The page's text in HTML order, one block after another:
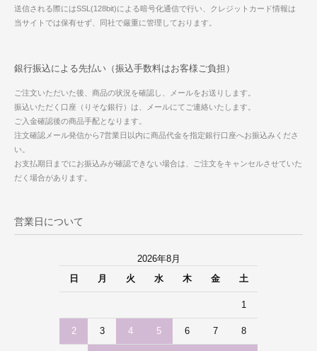
送信される際にはSSL(128bit)による暗号化通信で行い、クレジットカード情報は
当サイトでは保有せず、同社で厳重に管理しております。
銀行振込による先払い（振込手数料はお客様ご負担）
ご注文いただいた後、商品の状況を確認し、メールをお送りします。
振込いただく口座（りそな銀行）は、メールにてご連絡いたします。
ご入金確認後の商品手配となります。
注文確認メール発信から7営業日以内に商品代金を指定銀行口座へお振込みくださ
い。
お支払期日までにお振込みが確認できない場合は、ご注文をキャンセルさせていた
だく場合があります。
営業日について
2026年8月
日
月 火 水 木 金 土
1
2 3 4 5 6 7 8